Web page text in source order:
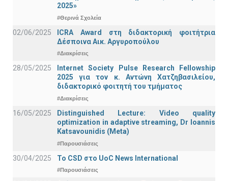
2025»
#Θερινά Σχολεία
02/06/2025
ICRA Award στη διδακτορική φοιτήτρια
Δέσποινα Αικ. Αργυροπούλου
#Διακρίσεις
28/05/2025
Internet Society Pulse Research Fellowship
2025 για τον κ. Αντώνη Χατζηβασιλείου,
διδακτορικό φοιτητή του τμήματος
#Διακρίσεις
16/05/2025
Distinguished Lecture: Video quality
optimization in adaptive streaming, Dr Ioannis
Katsavounidis (Meta)
#Παρουσιάσεις
30/04/2025 To CSD στο UoC News International
#Παρουσιάσεις